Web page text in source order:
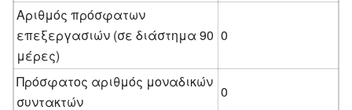
Αριθμός πρόσφατων
επεξεργασιών (σε διάστημα 90
μέρες)
0
Πρόσφατος αριθμός μοναδικών
συντακτών
0